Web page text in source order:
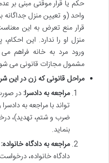
حکم یا قرار موقتی مبنی بر
واحد (و تعیین منزل جداگانه
قرار منع تعرض به این
منزل او را ندارد. این
ورود مرد به خانه فراهم
مشمول مجازات قانونی می
مراحل قانونی که زن در این
مراجعه به دادسرا: در
تواند با مراجعه به
ضرب و شتم، تهدید)،
بنماید.
مراجعه به دادگاه خانواده: